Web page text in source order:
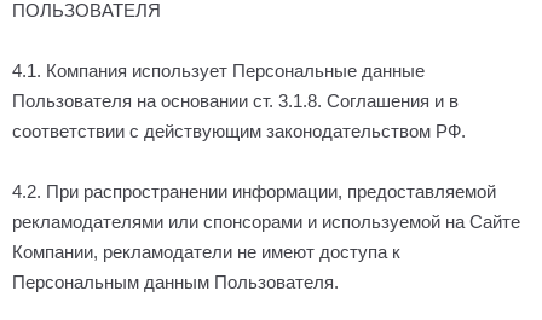
ПОЛЬЗОВАТЕЛЯ
4.1. Компания использует Персональные данные
Пользователя на основании ст. 3.1.8. Соглашения и в
соответствии с действующим законодательством РФ.
4.2. При распространении информации, предоставляемой
рекламодателями или спонсорами и используемой на Сайте
Компании, рекламодатели не имеют доступа к
Персональным данным Пользователя.